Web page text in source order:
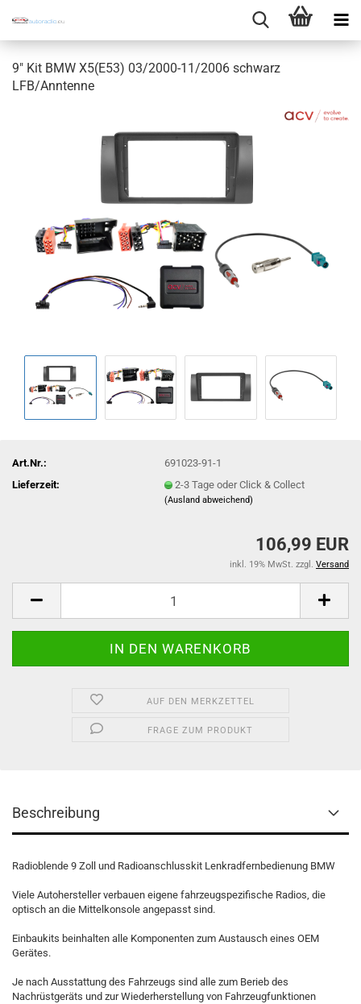
9" Kit BMW X5(E53) 03/2000-11/2006 schwarz
LFB/Anntenne
Art.Nr.:
691023-91-1
Lieferzeit:
2-3 Tage oder Click & Collect
(Ausland abweichend)
106,99 EUR
inkl. 19% MwSt. zzgl. Versand
AUF DEN MERKZETTEL
FRAGE ZUM PRODUKT
Beschreibung
Radioblende 9 Zoll und Radioanschlusskit Lenkradfernbedienung BMW
Viele Autohersteller verbauen eigene fahrzeugspezifische Radios, die
optisch an die Mittelkonsole angepasst sind.
Einbaukits beinhalten alle Komponenten zum Austausch eines OEM
Gerätes.
Je nach Ausstattung des Fahrzeugs sind alle zum Berieb des
Nachrüstgeräts und zur Wiederherstellung von Fahrzeugfunktionen